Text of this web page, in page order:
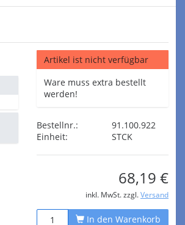
Artikel ist nicht verfügbar
Ware muss extra bestellt
werden!
Bestellnr.:
91.100.922
Einheit:
STCK
68,19 €
inkl. MwSt. zzgl. Versand
In den Warenkorb